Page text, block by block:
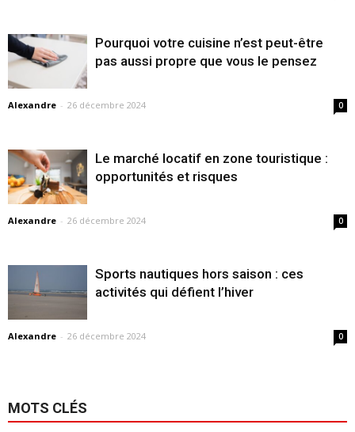
Pourquoi votre cuisine n’est peut-être
pas aussi propre que vous le pensez
Alexandre - 26 décembre 2024 0
Le marché locatif en zone touristique :
opportunités et risques
Alexandre - 26 décembre 2024 0
Sports nautiques hors saison : ces
activités qui défient l’hiver
Alexandre - 26 décembre 2024 0
MOTS CLÉS